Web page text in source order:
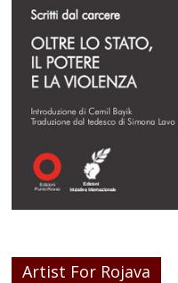
Artist For Rojava